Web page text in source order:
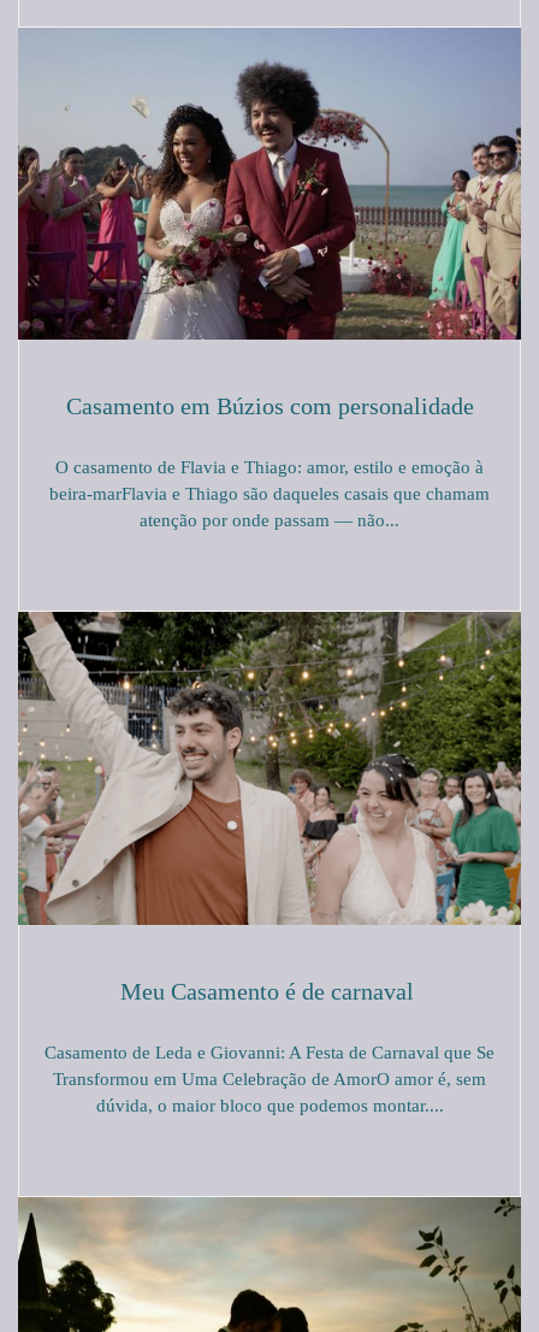
Casamento em Búzios com personalidade
O casamento de Flavia e Thiago: amor, estilo e emoção à
beira-marFlavia e Thiago são daqueles casais que chamam
atenção por onde passam — não...
Meu Casamento é de carnaval
Casamento de Leda e Giovanni: A Festa de Carnaval que Se
Transformou em Uma Celebração de AmorO amor é, sem
dúvida, o maior bloco que podemos montar....